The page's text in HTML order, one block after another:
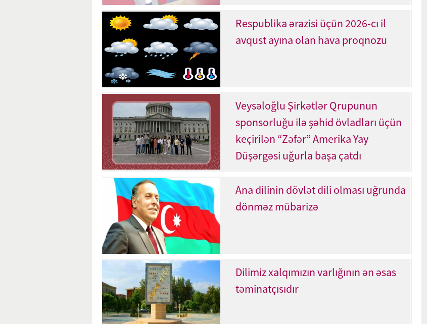
Respublika ərazisi üçün 2026-cı il
avqust ayına olan hava proqnozu
Veysəloğlu Şirkətlər Qrupunun
sponsorluğu ilə şəhid övladları üçün
keçirilən “Zəfər” Amerika Yay
Düşərgəsi uğurla başa çatdı
Ana dilinin dövlət dili olması uğrunda
dönməz mübarizə
Dilimiz xalqımızın varlığının ən əsas
təminatçısıdır